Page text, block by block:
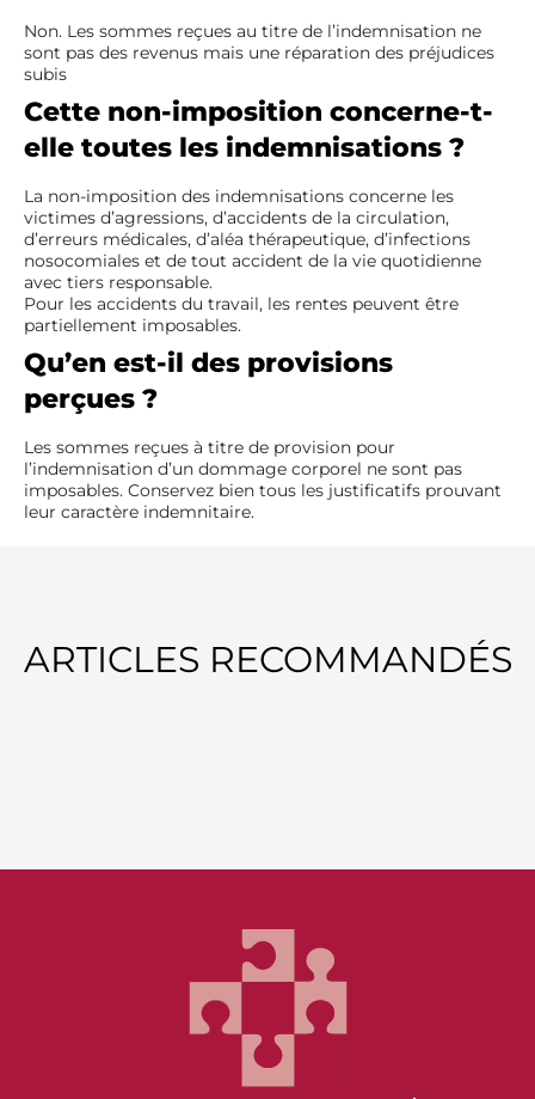
Non. Les sommes reçues au titre de l’indemnisation ne
sont pas des revenus mais une réparation des préjudices
subis
Cette non-imposition concerne-t-
elle toutes les indemnisations ?
La non-imposition des indemnisations concerne les
victimes d’agressions, d’accidents de la circulation,
d’erreurs médicales, d’aléa thérapeutique, d’infections
nosocomiales et de tout accident de la vie quotidienne
avec tiers responsable.
Pour les accidents du travail, les rentes peuvent être
partiellement imposables.
Qu’en est-il des provisions
perçues ?
Les sommes reçues à titre de provision pour
l’indemnisation d’un dommage corporel ne sont pas
imposables. Conservez bien tous les justificatifs prouvant
leur caractère indemnitaire.
ARTICLES RECOMMANDÉS